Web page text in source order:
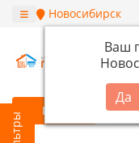
Новосибирск
Ваш
Каталог